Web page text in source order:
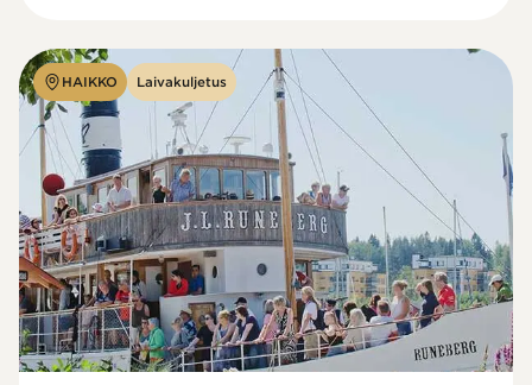
HAIKKO Laivakuljetus